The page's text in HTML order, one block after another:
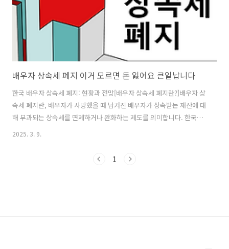
배우자 상속세 폐지 이거 모르면 돈 잃어요 큰일납니다
한국 배우자 상속세 폐지: 현황과 전망[배우자 상속세 폐지란?]배우자 상
속세 폐지란, 배우자가 사망했을 때 남겨진 배우자가 상속받는 재산에 대
해 부과되는 상속세를 면제하거나 완화하는 제도를 의미합니다. 한국에
서는 상속세율이 높은 편이며, 배우자가 상속을 받을 경우 일정 금액까지
국의 현행 배우자 상속세 제도]현재 대한민국의 상속세 제도는 다음과 같
2025. 3. 9.
1